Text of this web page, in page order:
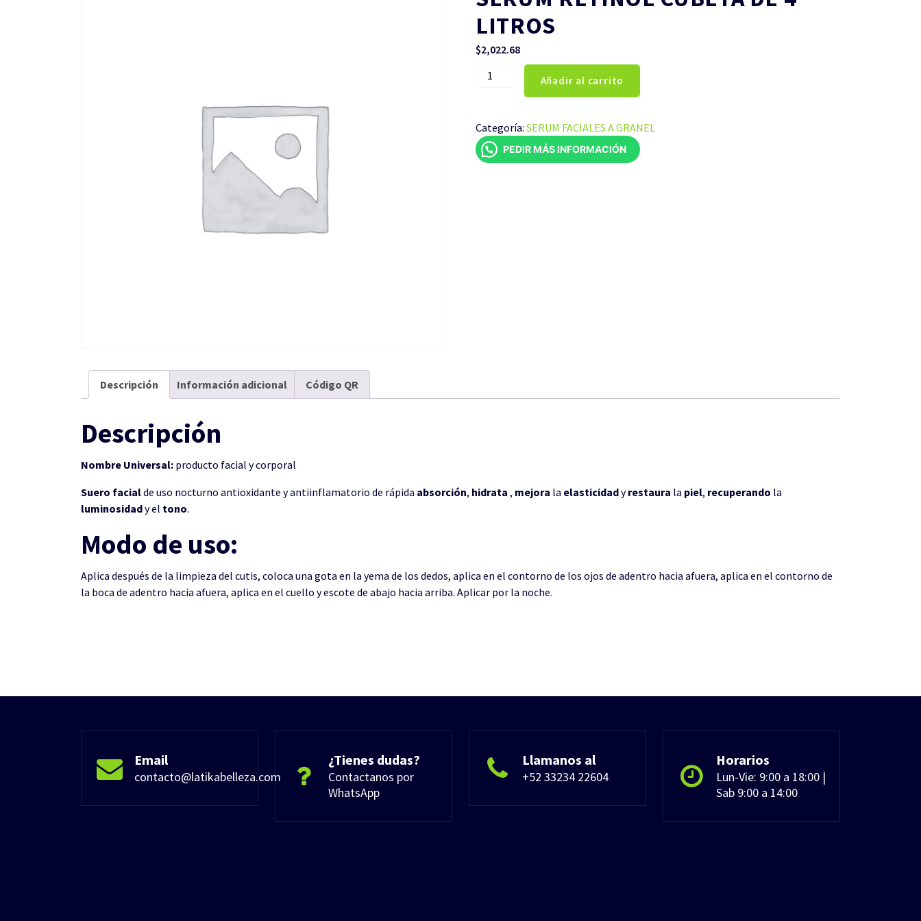
LITROS
$2,022.68
SERUM
DE
4
LITROS
Añadir al carrito
Categoría:SERUM FACIALES A GRANEL
PEDIR MÁS INFORMACIÓN
Descripción Información adicional Código QR
Descripción
Nombre Universal: producto facial y corporal
Suero facialde uso nocturno antioxidante y antiinflamatorio de rápida absorción, hidrata , mejora la elasticidadyrestaura la piel, recuperando la
luminosidady el tono.
Modo de uso:
Aplica después de la limpieza del cutis, coloca una gota en la yema de los dedos, aplica en el contorno de los ojos de adentro hacia afuera, aplica en el contorno de
la boca de adentro hacia afuera, aplica en el cuello y escote de abajo hacia arriba. Aplicar por la noche.
Email
contacto@latikabelleza.com
¿Tienes dudas?
Contactanos por
WhatsApp
Llamanos al
+52 33234 22604
Horarios
Lun-Vie: 9:00 a 18:00 |
Sab 9:00 a 14:00